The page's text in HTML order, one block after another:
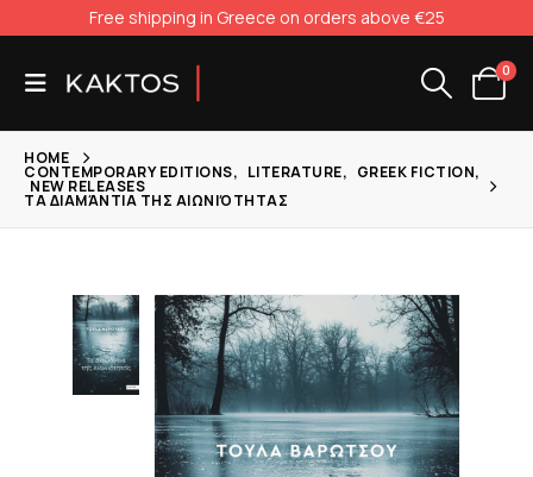
Free shipping in Greece on orders above €25
0
HOME
CONTEMPORARY EDITIONS, LITERATURE, GREEK FICTION,
NEW RELEASES
ΤΑ ΔΙΑΜΆΝΤΙΑ ΤΗΣ ΑΙΩΝΙΌΤΗΤΑΣ